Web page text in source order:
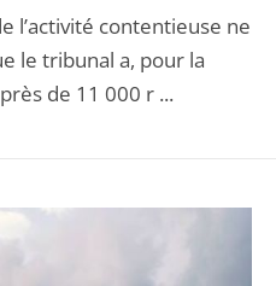
l’activité contentieuse ne
le tribunal a, pour la
de 11 000 r ...